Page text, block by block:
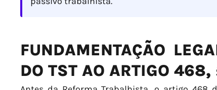
FUNDAMENTAÇÃO
DO TST AO ARTIGO 468,